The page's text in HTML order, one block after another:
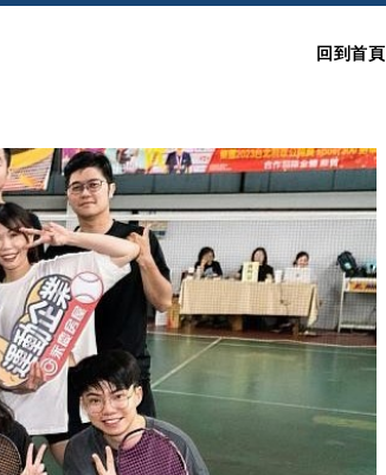
回到首頁